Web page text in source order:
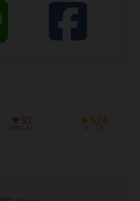
91
お気に入り
524
持ってる